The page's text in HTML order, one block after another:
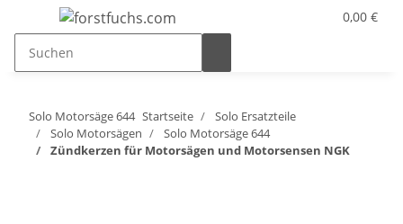
0,00 €
Solo Motorsäge 644 Startseite
Solo Ersatzteile
Solo Motorsägen
Solo Motorsäge 644
Zündkerzen für Motorsägen und Motorsensen NGK